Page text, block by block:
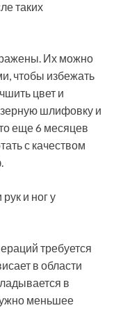
таких
Их можно
чтобы избежать
цвет и
шлифовку и
еще 6 месяцев
с качеством
и ног у
требуется
в области
в
меньшее